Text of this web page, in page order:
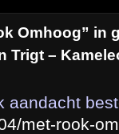
Omhoog” in
Trigt –
aandacht
met-rook-